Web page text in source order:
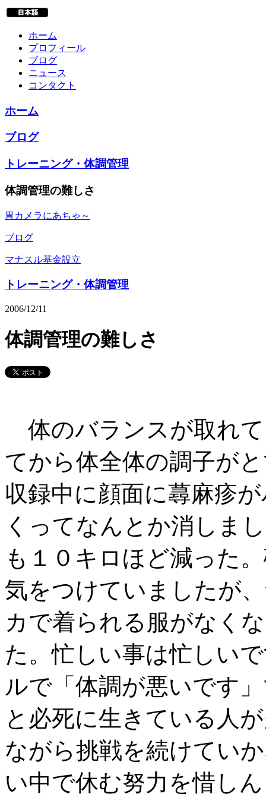
ホーム
プロフィール
ブログ
ニュース
コンタクト
ホーム
ブログ
トレーニング・体調管理
体調管理の難しさ
胃カメラにあちゃ～
ブログ
マナスル基金設立
トレーニング・体調管理
2006/12/11
体調管理の難しさ
体のバランスが取れ
てから体全体の調子が
収録中に顔面に蕁麻疹
くってなんとか消しま
も１０キロほど減った
気をつけていましたが
カで着られる服がなく
た。忙しい事は忙しい
ルで「体調が悪いです
と必死に生きている人
ながら挑戦を続けてい
い中で休む努力を惜し